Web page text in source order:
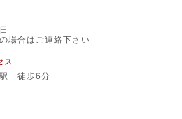
場合はご連絡下さい
ス
駅 徒歩6分